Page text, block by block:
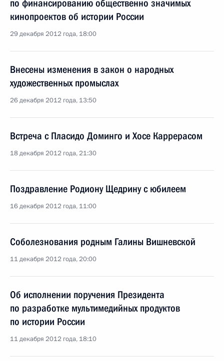
по финансированию общественно значимых
кинопроектов об истории России
29 декабря 2012 года, 18:00
Внесены изменения в закон о народных
художественных промыслах
26 декабря 2012 года, 13:50
Встреча с Пласидо Доминго и Хосе Каррерасом
18 декабря 2012 года, 21:30
Поздравление Родиону Щедрину с юбилеем
16 декабря 2012 года, 11:00
Соболезнования родным Галины Вишневской
11 декабря 2012 года, 20:00
Об исполнении поручения Президента
по разработке мультимедийных продуктов
по истории России
11 декабря 2012 года, 18:10